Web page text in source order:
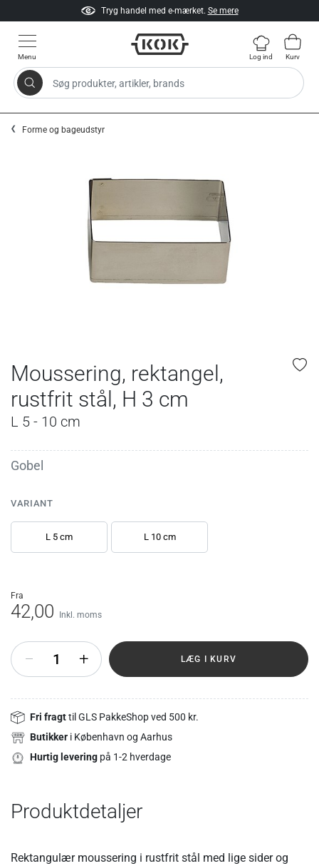
Tryg handel med e-mærket. Se mere
Menu
Søg produkter, artikler, brands
Log ind Kurv
Forme og bageudstyr
Moussering, rektangel,
rustfrit stål, H 3 cm
L 5 - 10 cm
Gobel
VARIANT
L 5 cm L 10 cm
fra
42,00 Inkl. moms
+ LÆG I KURV
Fri fragttil GLS PakkeShop ved 500 kr.
Butikker i København og Aarhus
Hurtig levering på 1-2 hverdage
Produktdetaljer
Rektangulær moussering i rustfrit stål med lige sider og